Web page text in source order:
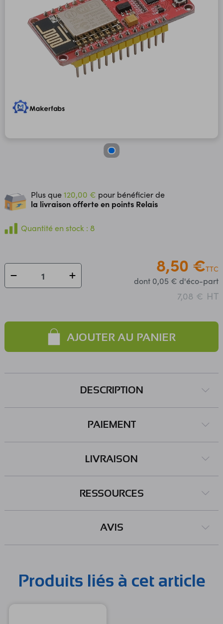
Plus que120,00 € pour bénéficier de
la livraison offerte en points Relais
Quantité en stock : 8
8,50 €TTC
dont 0,05 € d'éco-part
7,08 € HT
AJOUTER AU PANIER
DESCRIPTION
PAIEMENT
LIVRAISON
RESSOURCES
AVIS
Produits liés à cet article